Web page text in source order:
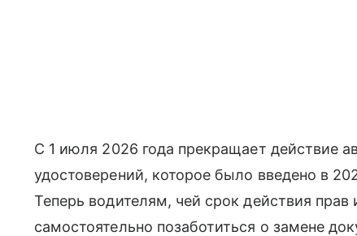
С 1 июля 2026 года прекращает действие
удостоверений, которое было введено в
Теперь водителям, чей срок действия
самостоятельно позаботиться о замене